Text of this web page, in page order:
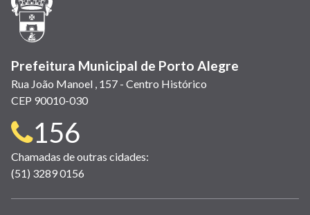
Prefeitura Municipal de Porto Alegre
Rua João Manoel , 157 - Centro Histórico
CEP 90010-030
Telefone
para
contato:
156
Chamadas de outras cidades:
(51) 3289 0156